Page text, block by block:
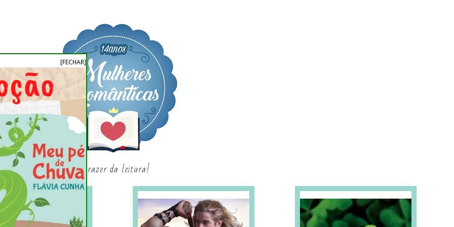
[FECHAR]
o prazer da leitura!
SORTEIOS E PROMOÇÕES